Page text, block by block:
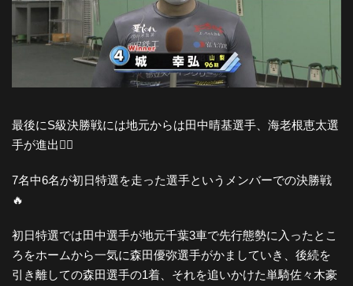
最後にS級決勝戦には地元からは田中晴基選手、海老根恵太選
手が進出🚴‍♂️
7名中6名が初日特選を走った選手というメンバーでの決勝戦
🔥
初日特選では田中選手が地元千葉3車で先行態勢に入ったとこ
ろをホームから一気に森田優弥選手がかましていき、後続を
引き離しての森田選手の1着、それを追いかけた単騎佐々木豪